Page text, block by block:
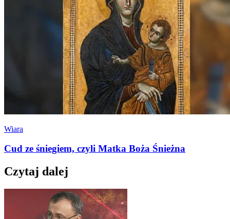
Wiara
Cud ze śniegiem, czyli Matka Boża Śnieżna
Czytaj dalej